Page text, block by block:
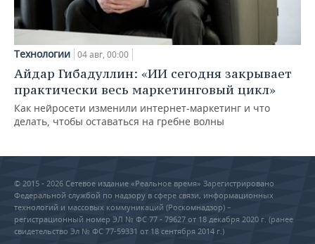
Технологии 04 авг, 00:00
Айдар Гибадуллин: «ИИ сегодня закрывает
практически весь маркетинговый цикл»
Как нейросети изменили интернет-маркетинг и что
делать, чтобы оставаться на гребне волны
© 2015 - 2026 Сетевое издание «Реальное время» Зарегистрировано
Федеральной службой по надзору в сфере связи, информационных
технологий и массовых коммуникаций (Роскомнадзор) –
регистрационный номер ЭЛ № ФС 77 - 79627 от 18 декабря 2020 г. (ранее
свидетельство Эл № ФС 77-59331 от 18 сентября 2014 г.)